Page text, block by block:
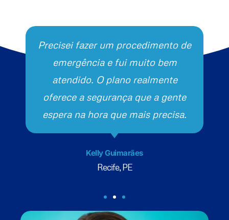
Precisei fazer um procedimento de
emergência e fui muito bem
atendido. O plano realmente
oferece a segurança que a gente
espera na hora que mais precisa.
Kelly Guimarães
Recife, PE